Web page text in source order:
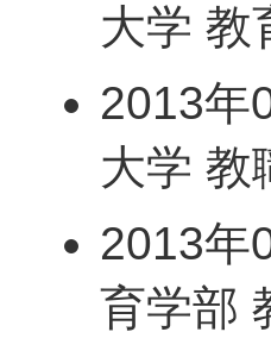
大学 教
2013年
大学 教
2013年
育学部